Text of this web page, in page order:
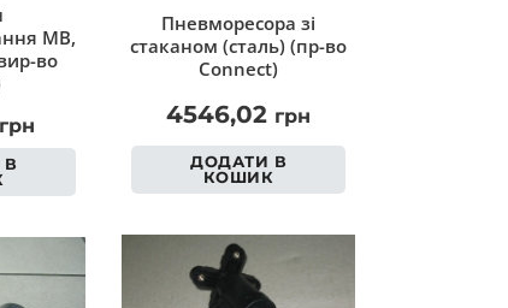
MB,
во
грн
В
Пневморесора зі
стаканом (сталь) (пр-во
Connect)
4546,02 грн
ДОДАТИ В
КОШИК